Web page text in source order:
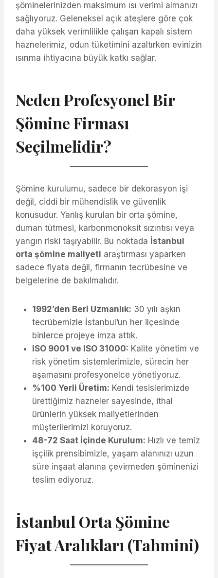
şöminelerinizden maksimum ısı verimi almanızı
sağlıyoruz. Geleneksel açık ateşlere göre çok
daha yüksek verimlilikle çalışan kapalı sistem
haznelerimiz, odun tüketimini azaltırken evinizin
ısınma ihtiyacına büyük katkı sağlar.
Neden Profesyonel Bir
Şömine Firması
Seçilmelidir?
Şömine kurulumu, sadece bir dekorasyon işi
değil, ciddi bir mühendislik ve güvenlik
konusudur. Yanlış kurulan bir orta şömine,
duman tütmesi, karbonmonoksit sızıntısı veya
yangın riski taşıyabilir. Bu noktada İstanbul
orta şömine maliyeti araştırması yaparken
sadece fiyata değil, firmanın tecrübesine ve
belgelerine de bakılmalıdır.
1992’den Beri Uzmanlık: 30 yılı aşkın
tecrübemizle İstanbul’un her ilçesinde
binlerce projeye imza attık.
ISO 9001 ve ISO 31000: Kalite yönetim ve
risk yönetim sistemlerimizle, sürecin her
aşamasını profesyonelce yönetiyoruz.
%100 Yerli Üretim: Kendi tesislerimizde
ürettiğimiz hazneler sayesinde, ithal
ürünlerin yüksek maliyetlerinden
müşterilerimizi koruyoruz.
48-72 Saat İçinde Kurulum: Hızlı ve temiz
işçilik prensibimizle, yaşam alanınızı uzun
süre inşaat alanına çevirmeden şöminenizi
teslim ediyoruz.
İstanbul Orta Şömine
Fiyat Aralıkları (Tahmini)